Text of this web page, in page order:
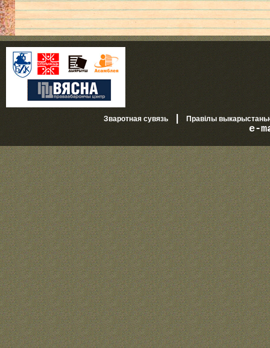
Зваротная сувязь| Правілы
e-